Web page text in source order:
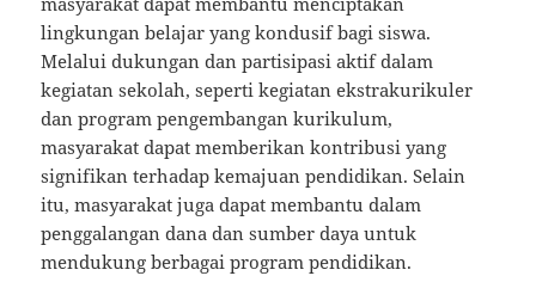
lingkungan belajar yang kondusif bagi siswa.
Melalui dukungan dan partisipasi aktif dalam
kegiatan sekolah, seperti kegiatan ekstrakurikuler
dan program pengembangan kurikulum,
masyarakat dapat memberikan kontribusi yang
signifikan terhadap kemajuan pendidikan. Selain
itu, masyarakat juga dapat membantu dalam
penggalangan dana dan sumber daya untuk
mendukung berbagai program pendidikan.